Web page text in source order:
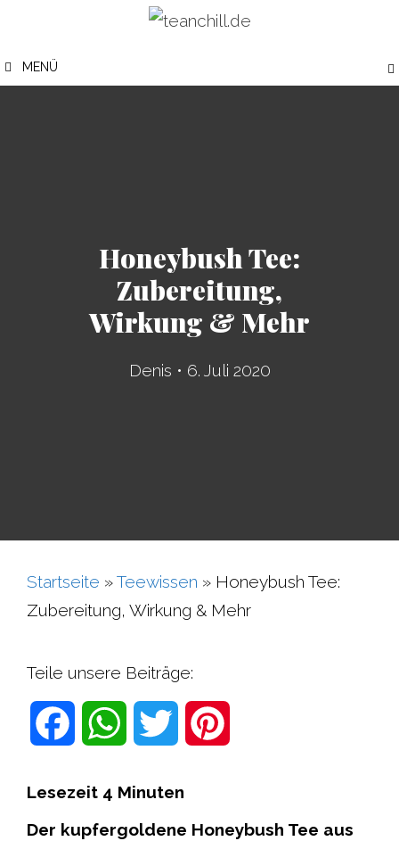
springen
MENÜ
Honeybush Tee:
Zubereitung,
Wirkung & Mehr
Denis • 6. Juli 2020
Startseite »Teewissen » Honeybush Tee:
Zubereitung, Wirkung & Mehr
Teile unsere Beiträge:
W
Lesezeit 4 Minuten
Der kupfergoldene Honeybush Tee aus